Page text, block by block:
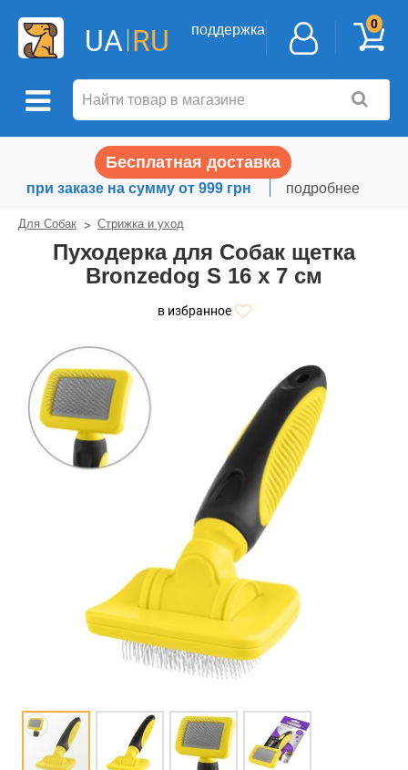
UA RU поддержка 0
Бесплатная доставка
при заказе на сумму от 999 грн подробнее
Для Собак Стрижка и уход
Пуходерка для Собак щетка
Bronzedog S 16 х 7 см
в избранное